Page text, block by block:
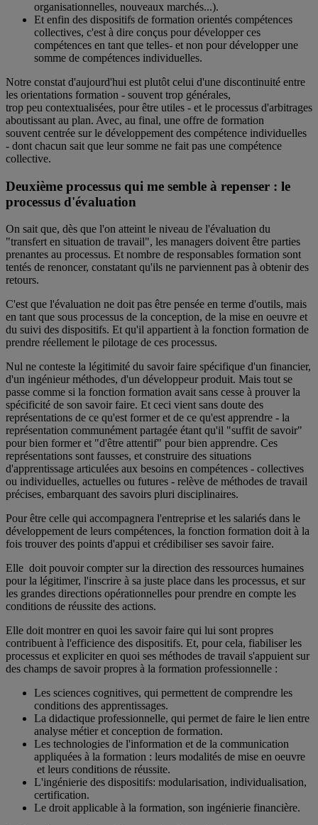
organisationnelles, nouveaux marchés...).
Et enfin des dispositifs de formation orientés compétences
collectives, c'est à dire conçus pour développer ces
compétences en tant que telles- et non pour développer une
somme de compétences individuelles.
Notre constat d'aujourd'hui est plutôt celui d'une discontinuité entre
les orientations formation - souvent trop générales,
trop peu contextualisées, pour être utiles - et le processus d'arbitrages
aboutissant au plan. Avec, au final, une offre de formation
souvent centrée sur le développement des compétence individuelles
- dont chacun sait que leur somme ne fait pas une compétence
collective.
Deuxième processus qui me semble à repenser : le
processus d'évaluation
On sait que, dès que l'on atteint le niveau de l'évaluation du
"transfert en situation de travail", les managers doivent être parties
prenantes au processus. Et nombre de responsables formation sont
tentés de renoncer, constatant qu'ils ne parviennent pas à obtenir des
retours.
C'est que l'évaluation ne doit pas être pensée en terme d'outils, mais
en tant que sous processus de la conception, de la mise en oeuvre et
du suivi des dispositifs. Et qu'il appartient à la fonction formation de
prendre réellement le pilotage de ces processus.
Nul ne conteste la légitimité du savoir faire spécifique d'un financier,
d'un ingénieur méthodes, d'un développeur produit. Mais tout se
passe comme si la fonction formation avait sans cesse à prouver la
spécificité de son savoir faire. Et ceci vient sans doute des
représentations de ce qu'est former et de ce qu'est apprendre - la
représentation communément partagée étant qu'il "suffit de savoir"
pour bien former et "d'être attentif" pour bien apprendre. Ces
représentations sont fausses, et construire des situations
d'apprentissage articulées aux besoins en compétences - collectives
ou individuelles, actuelles ou futures - relève de méthodes de travail
précises, embarquant des savoirs pluri disciplinaires.
Pour être celle qui accompagnera l'entreprise et les salariés dans le
développement de leurs compétences, la fonction formation doit à la
fois trouver des points d'appui et crédibiliser ses savoir faire.
Elle doit pouvoir compter sur la direction des ressources humaines
pour la légitimer, l'inscrire à sa juste place dans les processus, et sur
les grandes directions opérationnelles pour prendre en compte les
conditions de réussite des actions.
Elle doit montrer en quoi les savoir faire qui lui sont propres
contribuent à l'efficience des dispositifs. Et, pour cela, fiabiliser les
processus et expliciter en quoi ses méthodes de travail s'appuient sur
des champs de savoir propres à la formation professionnelle :
Les sciences cognitives, qui permettent de comprendre les
conditions des apprentissages.
La didactique professionnelle, qui permet de faire le lien entre
analyse métier et conception de formation.
Les technologies de l'information et de la communication
appliquées à la formation : leurs modalités de mise en oeuvre
et leurs conditions de réussite.
L'ingénierie des dispositifs: modularisation, individualisation,
certification.
Le droit applicable à la formation, son ingénierie financière.